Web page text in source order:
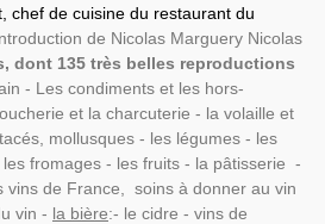
chef de cuisine du restaurant du
de Nicolas Marguery Nicolas
dont 135 très belles reproductions
- Les condiments et les hors-
et la charcuterie - la volaille et
mollusques - les légumes - les
fromages - les fruits - la pâtisserie -
vins de France, soins à donner au vin
vin - la bière:- le cidre - vins de